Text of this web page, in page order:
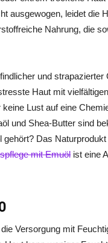
ausgewogen, leidet die
Nahrung, die
und
Haut mit
Lust auf eine
und Shea-Butter sind
Das
mit Emuöl ist eine
Versorgung mit